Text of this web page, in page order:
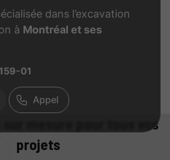
dans l’excavation
à Montréal et ses
01
Appel
mesure pour tous vos
projets